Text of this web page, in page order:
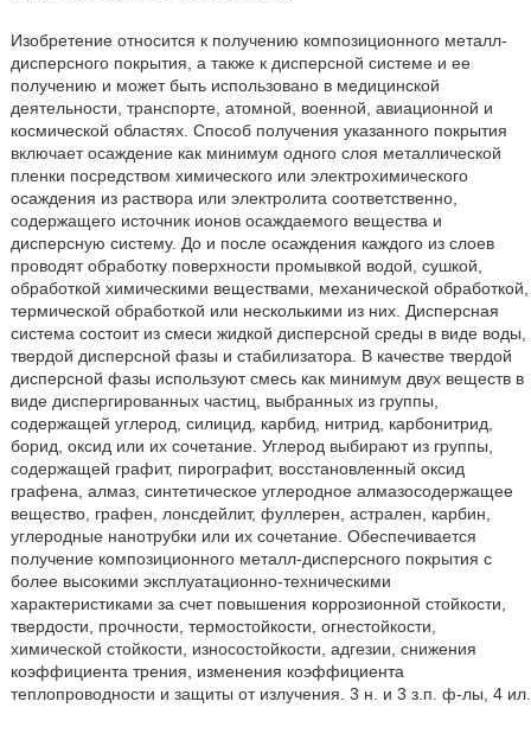
Изобретение относится к получению композиционного металл-
дисперсного покрытия, а также к дисперсной системе и ее
получению и может быть использовано в медицинской
деятельности, транспорте, атомной, военной, авиационной и
космической областях. Способ получения указанного покрытия
включает осаждение как минимум одного слоя металлической
пленки посредством химического или электрохимического
осаждения из раствора или электролита соответственно,
содержащего источник ионов осаждаемого вещества и
дисперсную систему. До и после осаждения каждого из слоев
проводят обработку поверхности промывкой водой, сушкой,
обработкой химическими веществами, механической обработкой,
термической обработкой или несколькими из них. Дисперсная
система состоит из смеси жидкой дисперсной среды в виде воды,
твердой дисперсной фазы и стабилизатора. В качестве твердой
дисперсной фазы используют смесь как минимум двух веществ в
виде диспергированных частиц, выбранных из группы,
содержащей углерод, силицид, карбид, нитрид, карбонитрид,
борид, оксид или их сочетание. Углерод выбирают из группы,
содержащей графит, пирографит, восстановленный оксид
графена, алмаз, синтетическое углеродное алмазосодержащее
вещество, графен, лонсдейлит, фуллерен, астрален, карбин,
углеродные нанотрубки или их сочетание. Обеспечивается
получение композиционного металл-дисперсного покрытия с
более высокими эксплуатационно-техническими
характеристиками за счет повышения коррозионной стойкости,
твердости, прочности, термостойкости, огнестойкости,
химической стойкости, износостойкости, адгезии, снижения
коэффициента трения, изменения коэффициента
теплопроводности и защиты от излучения. 3 н. и 3 з.п. ф-лы, 4 ил.